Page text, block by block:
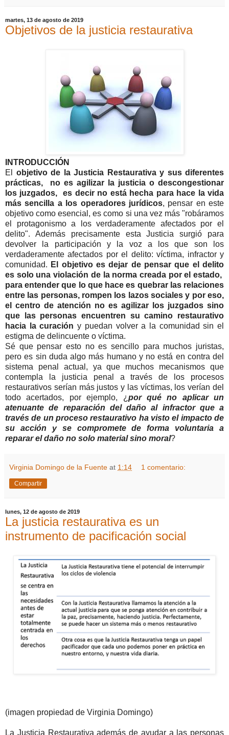
martes, 13 de agosto de 2019
Objetivos de la justicia restaurativa
INTRODUCCIÓN
El objetivo de la Justicia Restaurativa y sus diferentes
prácticas, no es agilizar la justicia o descongestionar
los juzgados, es decir no está hecha para hace la vida
más sencilla a los operadores jurídicos, pensar en este
objetivo como esencial, es como si una vez más "robáramos
el protagonismo a los verdaderamente afectados por el
delito". Además precisamente esta Justicia surgió para
devolver la participación y la voz a los que son los
verdaderamente afectados por el delito: víctima, infractor y
comunidad. El objetivo es dejar de pensar que el delito
es solo una violación de la norma creada por el estado,
para entender que lo que hace es quebrar las relaciones
entre las personas, rompen los lazos sociales y por eso,
el centro de atención no es agilizar los juzgados sino
que las personas encuentren su camino restaurativo
hacia la curacióny puedan volver a la comunidad sin el
estigma de delincuente o víctima.
Sé que pensar esto no es sencillo para muchos juristas,
pero es sin duda algo más humano y no está en contra del
sistema penal actual, ya que muchos mecanismos que
contempla la justicia penal a través de los procesos
restaurativos serían más justos y las víctimas, los verían del
todo acertados, por ejemplo, ¿ por qué no aplicar un
atenuante de reparación del daño al infractor que a
través de un proceso restaurativo ha visto el impacto de
su acción y se compromete de forma voluntaria a
reparar el daño no solo material sino moral?
Virginia Domingo de la Fuente at 1:14 1 comentario:
Compartir
lunes, 12 de agosto de 2019
La justicia restaurativa es un
instrumento de pacificación social
(imagen propiedad de Virginia Domingo)
La Justicia Restaurativa además de ayudar a las personas